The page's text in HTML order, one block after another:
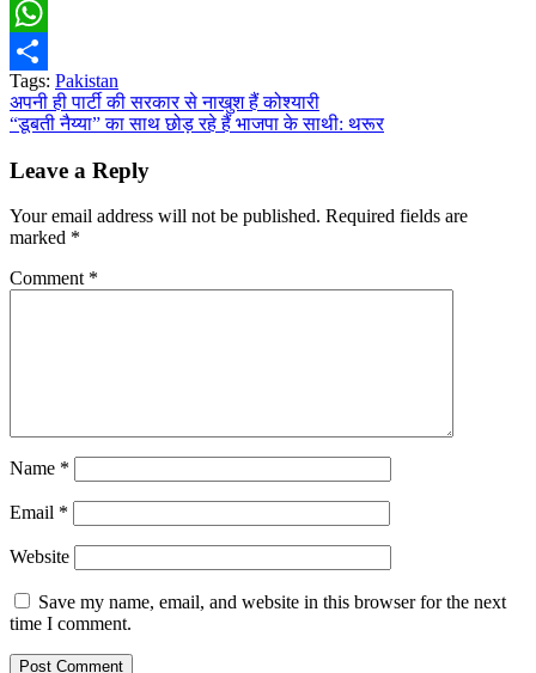
Email
WhatsApp
Share
Tags: Pakistan
Post
navigation
अपनी ही पार्टी की सरकार से नाखुश हैं कोश्यारी
“डूबती नैय्या” का साथ छोड़ रहे हैं भाजपा के साथी: थरूर
Leave a Reply
Your email address will not be published. Required fields are
marked *
Comment *
Name *
Email *
Website
Save my name, email, and website in this browser for the next
time I comment.